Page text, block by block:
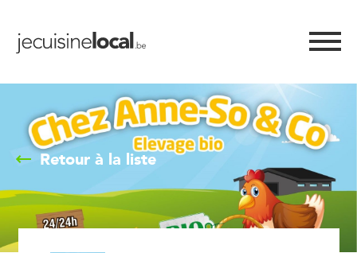
Retour à la liste